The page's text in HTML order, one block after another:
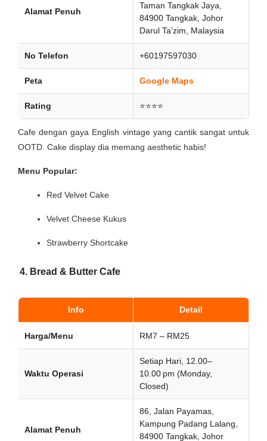
Alamat Penuh
Taman Tangkak Jaya,
84900 Tangkak, Johor
Darul Ta’zim, Malaysia
No Telefon +60197597030
Peta Google Maps
Rating ⭐⭐⭐⭐
Cafe dengan gaya English vintage yang cantik sangat untuk
OOTD. Cake display dia memang aesthetic habis!
Menu Popular:
Red Velvet Cake
Velvet Cheese Kukus
Strawberry Shortcake
4. Bread & Butter Cafe
Info Detail
Harga/Menu RM7 – RM25
Waktu Operasi
Setiap Hari, 12.00–
10.00 pm (Monday,
Closed)
Alamat Penuh
86, Jalan Payamas,
Kampung Padang Lalang,
84900 Tangkak, Johor